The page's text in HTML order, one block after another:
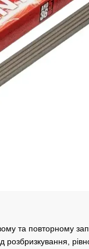
та повторному
розбризкування,